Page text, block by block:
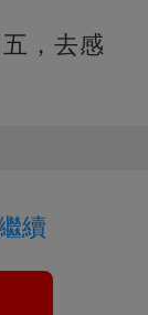
，去感
續